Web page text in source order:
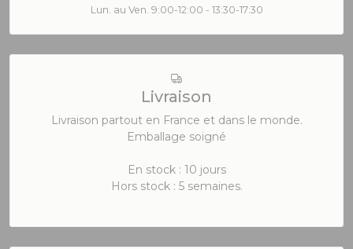
Lun. au Ven. 9:00-12:00 - 13:30-17:30
Livraison
Livraison partout en France et dans le monde.
Emballage soigné
En stock : 10 jours
Hors stock : 5 semaines.